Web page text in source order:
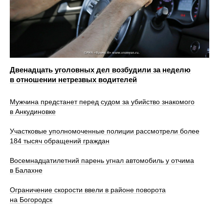
Двенадцать уголовных дел возбудили за неделю
в отношении нетрезвых водителей
Мужчина предстанет перед судом за убийство знакомого
в Анкудиновке
Участковые уполномоченные полиции рассмотрели более
184 тысяч обращений граждан
Восемнадцатилетний парень угнал автомобиль у отчима
в Балахне
Ограничение скорости ввели в районе поворота
на Богородск